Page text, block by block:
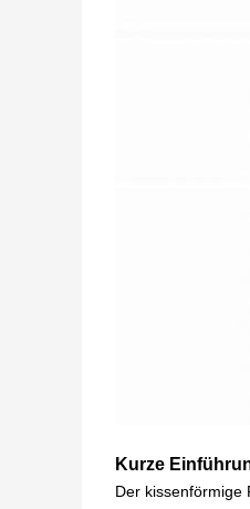
Kurze
Der kissenförmige